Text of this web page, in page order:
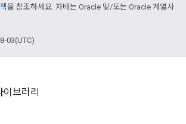
을 참조하세요. 자바는 Oracle 및/또는 Oracle 계열사
03(UTC)
브러리